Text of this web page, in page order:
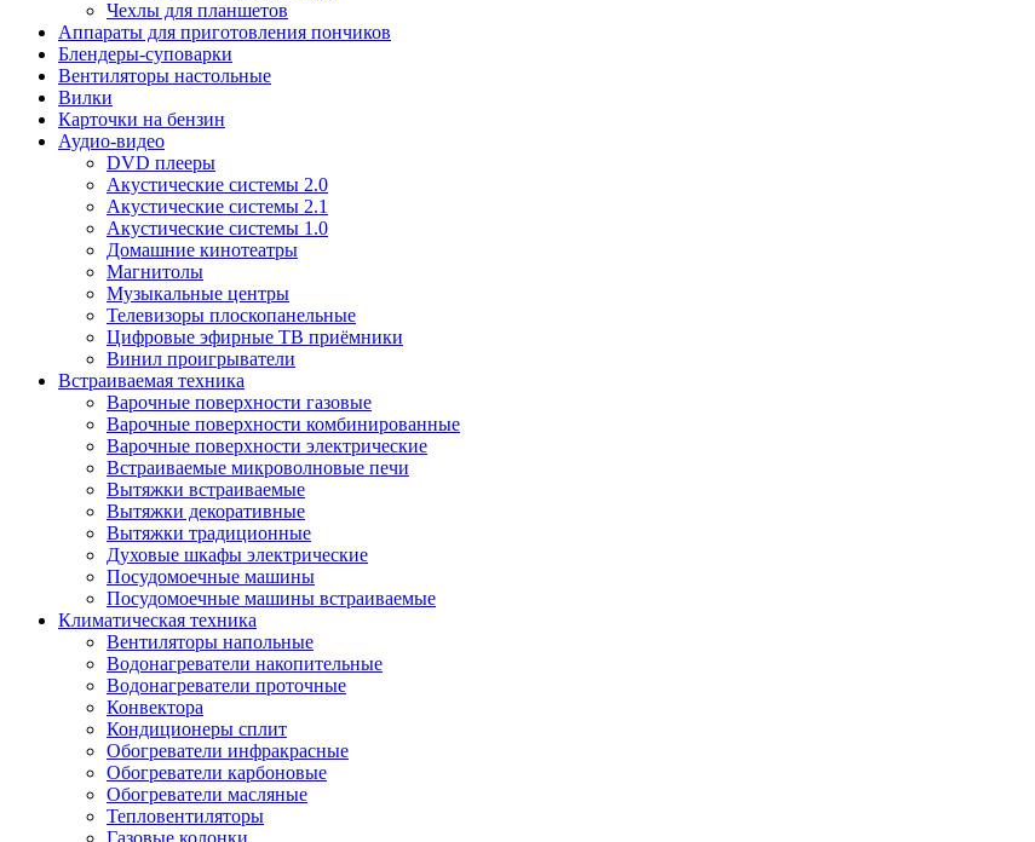
Чехлы для планшетов
Аппараты для приготовления пончиков
Блендеры-суповарки
Вентиляторы настольные
Вилки
Карточки на бензин
Аудио-видео
DVD плееры
Акустические системы 2.0
Акустические системы 2.1
Акустические системы 1.0
Домашние кинотеатры
Магнитолы
Музыкальные центры
Телевизоры плоскопанельные
Цифровые эфирные ТВ приёмники
Винил проигрыватели
Встраиваемая техника
Варочные поверхности газовые
Варочные поверхности комбинированные
Варочные поверхности электрические
Встраиваемые микроволновые печи
Вытяжки встраиваемые
Вытяжки декоративные
Вытяжки традиционные
Духовые шкафы электрические
Посудомоечные машины
Посудомоечные машины встраиваемые
Климатическая техника
Вентиляторы напольные
Водонагреватели накопительные
Водонагреватели проточные
Конвектора
Кондиционеры сплит
Обогреватели инфракрасные
Обогреватели карбоновые
Обогреватели масляные
Тепловентиляторы